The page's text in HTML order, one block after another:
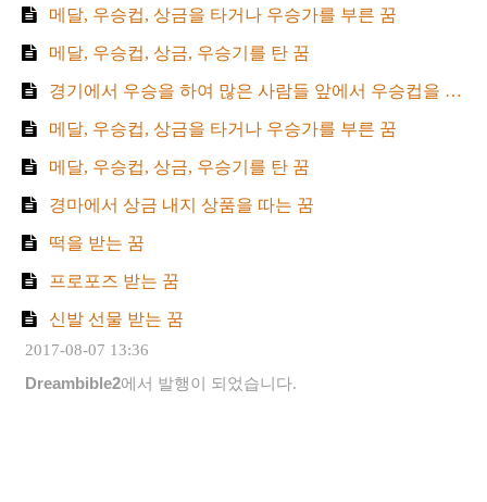
메달, 우승컵, 상금을 타거나 우승가를 부른 꿈
메달, 우승컵, 상금, 우승기를 탄 꿈
경기에서 우승을 하여 많은 사람들 앞에서 우승컵을 받는 꿈
메달, 우승컵, 상금을 타거나 우승가를 부른 꿈
메달, 우승컵, 상금, 우승기를 탄 꿈
경마에서 상금 내지 상품을 따는 꿈
떡을 받는 꿈
프로포즈 받는 꿈
신발 선물 받는 꿈
2017-08-07 13:36
Dreambible2에서 발행이 되었습니다.